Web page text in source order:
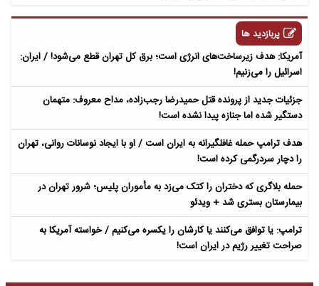
پربازدید ها
آمریکا: هدف زیرساخت‌های انرژی است؛ برق کل تهران قطع می‌شود! / ایران:
اسرائیل را می‌زنیم!
جزئیات جدید از پرونده قتل حمیدرضا رجب‌زاده، مداح معروف: متهمان
دستگیر شده اما جنازه پیدا نشده است!
هدف ترامپ حمله غافلگیرانه به ایران است / او با ایجاد نوسانات روانی، تهران
را دچار سردرگمی کرده است!
حمله بلاگری که دختران را کتک می‌زد به مأموران پلیس؛ شرور تهران در
بیمارستان بستری شد + ویدئو
ترامپ: یا توافق می‌کنند یا کارشان را یکسره می‌کنیم / خواسته آمریکا به
صراحت تغییر رژیم در ایران است!